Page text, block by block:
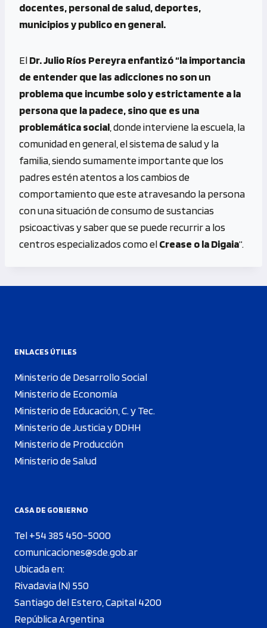
docentes, personal de salud, deportes,
municipios y publico en general.
ElDr. Julio Ríos Pereyra enfantizó “la importancia
de entender que las adicciones no son un
problema que incumbe solo y estrictamente a la
persona que la padece, sino que es una
problemática social , donde interviene la escuela, la
comunidad en general, el sistema de salud y la
familia, siendo sumamente importante que los
padres estén atentos a los cambios de
comportamiento que este atravesando la persona
con una situación de consumo de sustancias
psicoactivas y saber que se puede recurrir a los
centros especializados como elCrease o la Digaia“.
ENLACES ÚTILES
Ministerio de Desarrollo Social
Ministerio de Economía
Ministerio de Educación, C. y Tec.
Ministerio de Justicia y DDHH
Ministerio de Producción
Ministerio de Salud
CASA DE GOBIERNO
Tel +54 385 450-5000
comunicaciones@sde.gob.ar
Ubicada en:
Rivadavia (N) 550
Santiago del Estero, Capital 4200
República Argentina